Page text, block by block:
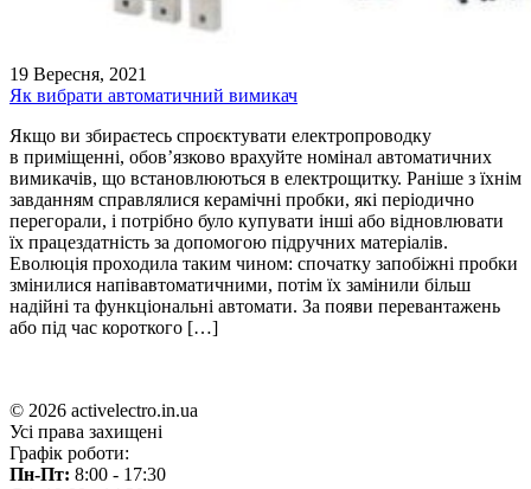
19 Вересня, 2021
Як вибрати автоматичний вимикач
Якщо ви збираєтесь спроєктувати електропроводку
в приміщенні, обов’язково врахуйте номінал автоматичних
вимикачів, що встановлюються в електрощитку. Раніше з їхнім
завданням справлялися керамічні пробки, які періодично
перегорали, і потрібно було купувати інші або відновлювати
їх працездатність за допомогою підручних матеріалів.
Еволюція проходила таким чином: спочатку запобіжні пробки
змінилися напівавтоматичними, потім їх замінили більш
надійні та функціональні автомати. За появи перевантажень
або під час короткого […]
© 2026 activelectro.in.ua
Усі права захищені
Графік роботи:
Пн-Пт: 8:00 - 17:30